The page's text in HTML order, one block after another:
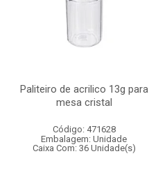
Paliteiro de acrilico 13g para
mesa cristal
Código: 471628
Embalagem: Unidade
Caixa Com: 36 Unidade(s)